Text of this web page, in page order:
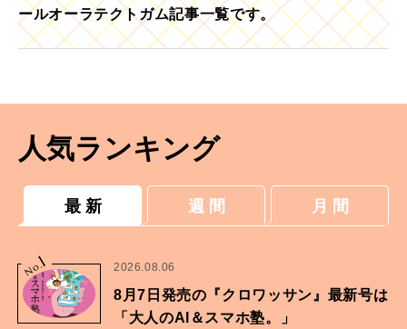
ールオーラテクトガム記事一覧です。
人気ランキング
最 新 週 間 月 間
No.
1 2026.08.06
8月7日発売の『クロワッサン』最新号は
「大人のAI＆スマホ塾。」